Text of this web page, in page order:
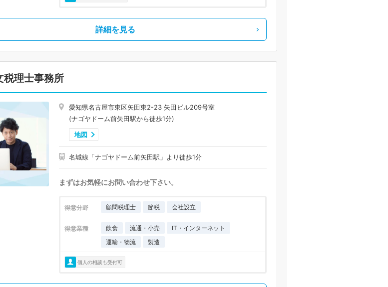
詳細を見る
税理士事務所
愛知県名古屋市東区矢田東2-23 矢田ビル209号室
(ナゴヤドーム前矢田駅から徒歩1分)
地図
名城線「ナゴヤドーム前矢田駅」より徒歩1分
まずはお気軽にお問い合わせ下さい。
得意分野 顧問税理士 節税 会社設立
得意業種 飲食 流通・小売
IT・インターネット
運輸・物流
製造
個人の相談も受付可